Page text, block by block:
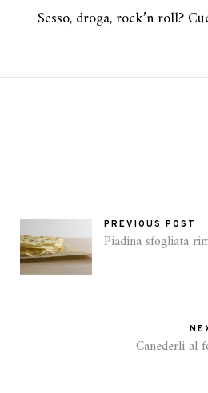
Sesso, droga, rock’n roll?
PREVIOUS POST
Piadina sfogliata
Canederli al